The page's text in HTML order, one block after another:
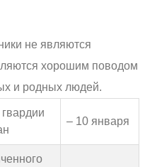
не являются
хорошим поводом
и родных людей.
– 10 января